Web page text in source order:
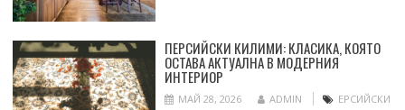
ПЕРСИЙСКИ КИЛИМИ: КЛАСИКА, КОЯТО
ОСТАВА АКТУАЛНА В МОДЕРНИЯ
ИНТЕРИОР
МАЙ 28, 2026 ADMIN
ЕРСИЙСКИ